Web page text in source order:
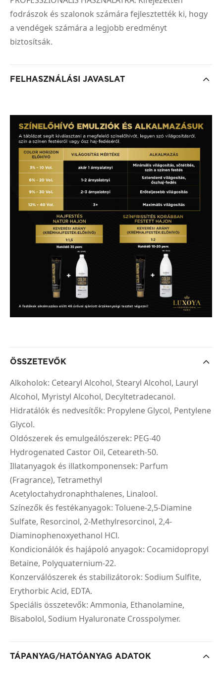
fodrászok és szalonok számára fejlesztették ki, hogy
a vendégek számára a legjobb eredményt
biztosítsák.
FELHASZNÁLÁSI JAVASLAT
ÖSSZETEVŐK
Alkoholok: Cetearyl Alcohol, Stearyl Alcohol, Lauryl
Alcohol, Myristyl Alcohol, Decyltetradecanol.
Hidratálók és nedvesítők: Propylene Glycol, Pentylene
Glycol.
Oldószerek és emulgeálószerek: PEG-40
Hydrogenated Castor Oil, Ceteareth-50.
Illatanyagok és illatkomponensek: Parfum
(Fragrance), Tetramethyl
Acetyloctahydronaphthalenes, Linalool.
Színezők és festékanyagok: Toluene-2,5-Diamine
Sulfate, Resorcinol, 2-Methylresorcinol, 2,4-
Diaminophenoxyethanol HCl.
Kondicionálók és hajápoló anyagok: Cocamidopropyl
Betaine, Polyquaternium-22.
Konzerválószerek és stabilizátorok: Sodium Sulfite,
Erythorbic Acid, EDTA.
Speciális összetevők: Ammonia, Ethanolamine,
Bisabolol, Sodium Hyaluronate Crosspolymer.
TÁPANYAG/HATÓANYAG ADATOK